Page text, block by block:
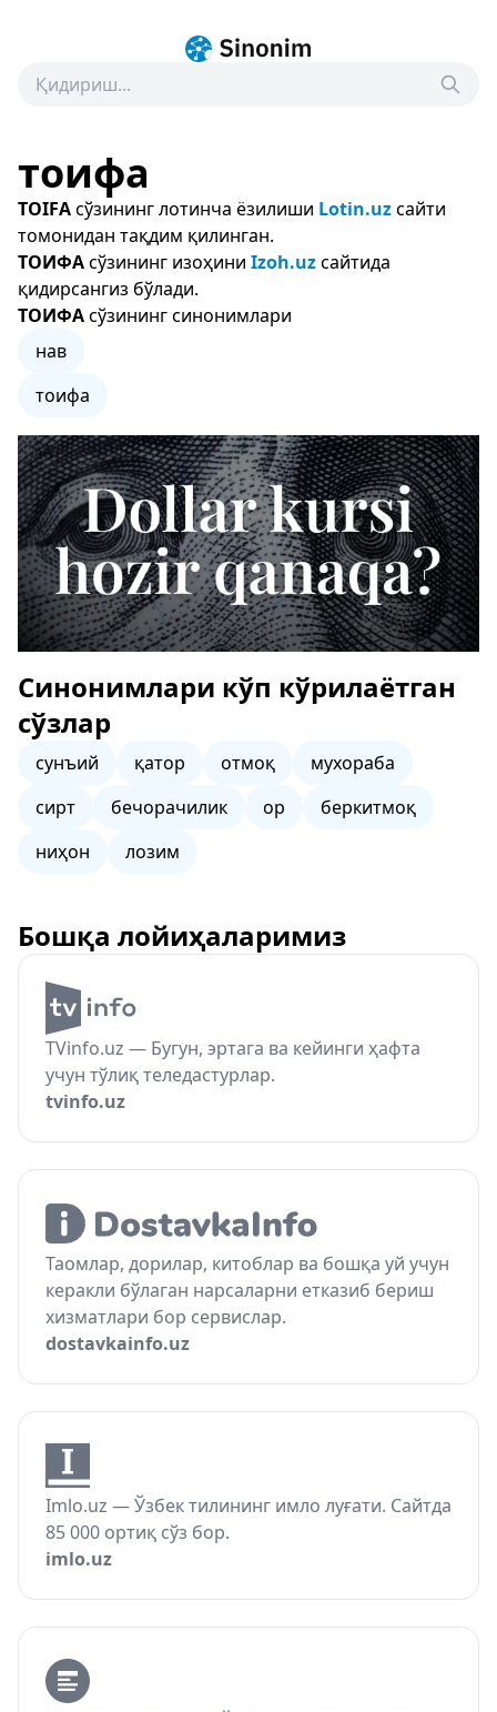
тоифа
TOIFAсўзининг лотинча ёзилиши Lotin.uzсайти
томонидан тақдим қилинган.
ТОИФАсўзининг изоҳини Izoh.uzсайтида
қидирсангиз бўлади.
ТОИФАсўзининг синонимлари
нав
тоифа
Синонимлари кўп кўрилаётган
сўзлар
сунъий қатор отмоқ
мухораба
сирт
бечорачилик ор
беркитмоқ
ниҳон
лозим
Бошқа лойиҳаларимиз
TVinfo.uz — Бугун, эртага ва кейинги ҳафта
учун тўлиқ теледастурлар.
tvinfo.uz
Таомлар, дорилар, китоблар ва бошқа уй учун
керакли бўлаган нарсаларни етказиб бериш
хизматлари бор сервислар.
dostavkainfo.uz
Imlo.uz — Ўзбек тилининг имло луғати. Сайтда
85 000 ортиқ сўз бор.
imlo.uz